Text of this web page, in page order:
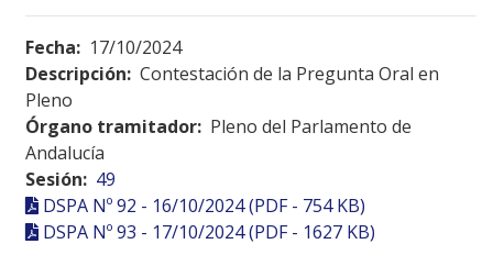
Fecha: 17/10/2024
Descripción: Contestación de la Pregunta Oral en
Pleno
Órgano tramitador: Pleno del Parlamento de
Andalucía
Sesión: 49
DSPA Nº 92 - 16/10/2024 (PDF - 754 KB)
DSPA Nº 93 - 17/10/2024 (PDF - 1627 KB)